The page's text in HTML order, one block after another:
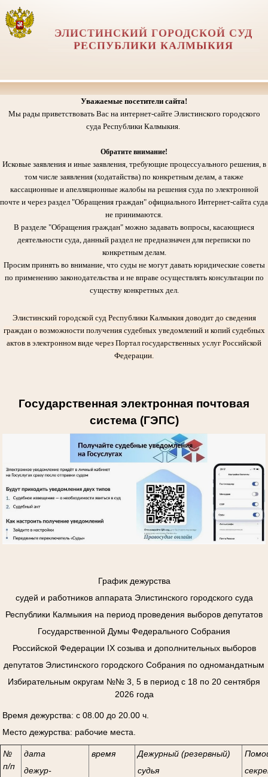
ЭЛИСТИНСКИЙ ГОРОДСКОЙ СУД
РЕСПУБЛИКИ КАЛМЫКИЯ
Уважаемые посетители сайта!
Мы рады приветствовать Вас на интернет-сайте Элистинского городского
суда Республики Калмыкия.
Обратите внимание!
Исковые заявления и иные заявления, требующие процессуального решения, в
том числе заявления (ходатайства) по конкретным делам, а также
кассационные и апелляционные жалобы на решения суда по электронной
почте и через раздел "Обращения граждан" официального Интернет-сайта суда
не принимаются.
В разделе "Обращения граждан" можно задавать вопросы, касающиеся
деятельности суда, данный раздел не предназначен для переписки по
конкретным делам.
Просим принять во внимание, что суды не могут давать юридические советы
по применению законодательства и не вправе осуществлять консультации по
существу конкретных дел.
Элистинский городской суд Республики Калмыкия доводит до сведения
граждан о возможности получения судебных уведомлений и копий судебных
актов в электронном виде через Портал государственных услуг Российской
Федерации.
Государственная электронная почтовая
система (ГЭПС)
График дежурства
судей и работников аппарата Элистинского городского суда
Республики Калмыкия на период проведения выборов депутатов
Государственной Думы Федерального Собрания
Российской Федерации IХ созыва и дополнительных выборов
депутатов Элистинского городского Собрания по одномандатным
Избирательным округам №№ 3, 5 в период с 18 по 20 сентября
2026 года
Время дежурства: с 08.00 до 20.00 ч.
Место дежурства: рабочие места.
№
п/п
дата
дежур-
время
Дежурный (резервный)
судья